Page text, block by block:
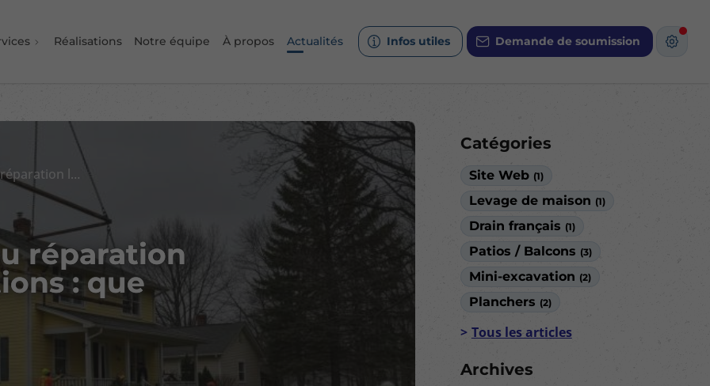
Réalisations Notre équipe À propos Actualités Infos utiles Demande de soumission
Catégories
Site Web (1)
Levage de maison (1)
Drain français (1)
Patios / Balcons (3)
Mini-excavation (2)
Planchers (2)
Tous les articles
Archives
Levage de maison ou réparation localisée des fondations : que choisir ?
réparation
: que